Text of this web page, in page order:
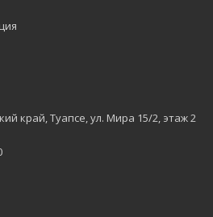
край, Туапсе, ул. Мира 15/2, этаж 2